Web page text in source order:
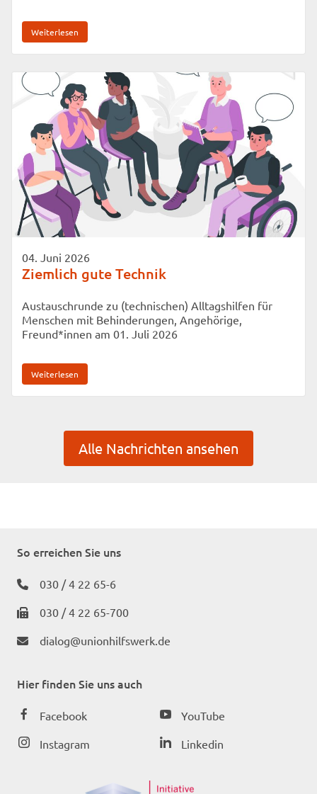
Weiterlesen
04. Juni 2026
Ziemlich gute Technik
Austauschrunde zu (technischen) Alltagshilfen für
Menschen mit Behinderungen, Angehörige,
Freund*innen am 01. Juli 2026
Weiterlesen
Alle Nachrichten ansehen
So erreichen Sie uns
030 / 4 22 65-6
030 / 4 22 65-700
dialog@unionhilfswerk.de
Hier finden Sie uns auch
Facebook
Instagram
YouTube
Linkedin